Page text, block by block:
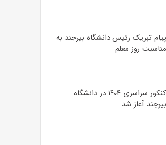
پیام تبریک رئیس دانشگاه بیرجند به
مناسبت روز معلم
کنکور سراسری ۱۴۰۴ در دانشگاه
بیرجند آغاز شد